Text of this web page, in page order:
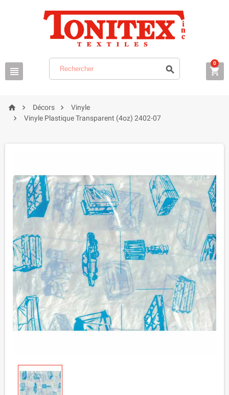
  
0
  Décors  Vinyle
 Vinyle Plastique Transparent (4oz) 2402-07